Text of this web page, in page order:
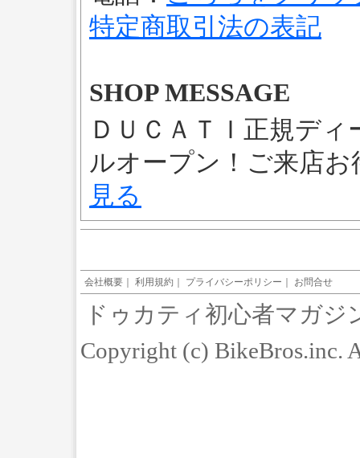
特定商取引法の表記
SHOP MESSAGE
ＤＵＣＡＴＩ正規デ
ルオープン！ご来店
見る
会社概要 利用規約 プライバシーポリシー お問合せ
ドゥカティ初心者マガ
Copyright (c) BikeBros.inc.